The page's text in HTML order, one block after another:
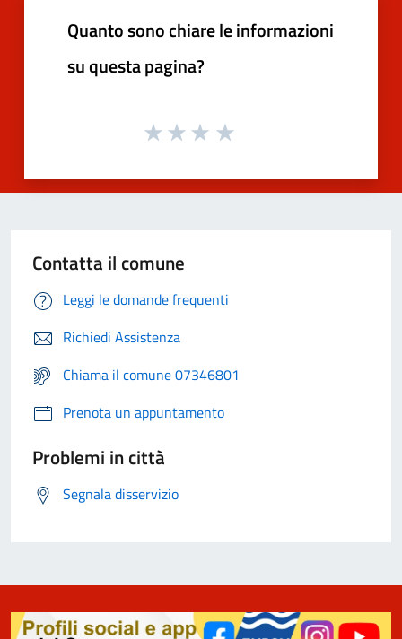
Quanto sono chiare le informazioni
su questa pagina?
Contatta il comune
Leggi le domande frequenti
Richiedi Assistenza
Chiama il comune 07346801
Prenota un appuntamento
Problemi in città
Segnala disservizio